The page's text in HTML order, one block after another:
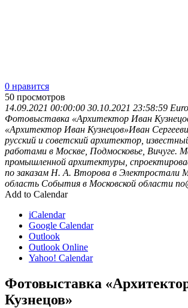
0 нравится
50 просмотров
14.09.2021 00:00:00 30.10.2021 23:58:59
Фотовыставка «Архитектор Иван
«Архитектор Иван Кузнецов»Иван
русский и советский архитектор,
работами в Москве, Подмосковье, Вичуге.
промышленной архитектуры,
по заказам Н. А. Второва в Электростали
область События в Московской области
Add to Calendar
iCalendar
Google Calendar
Outlook
Outlook Online
Yahoo! Calendar
Фотовыставка
Кузнецов»